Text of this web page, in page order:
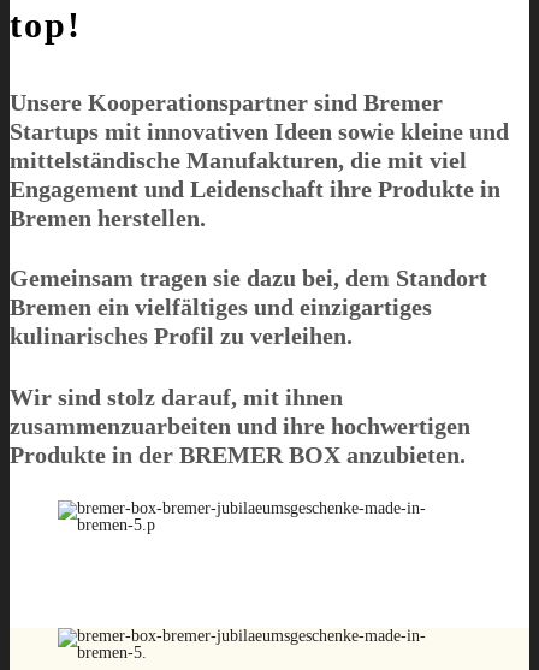
top!
Unsere Kooperationspartner sind Bremer
Startups mit innovativen Ideen sowie kleine und
mittelständische Manufakturen, die mit viel
Engagement und Leidenschaft ihre Produkte in
Bremen herstellen.
Gemeinsam tragen sie dazu bei, dem Standort
Bremen ein vielfältiges und einzigartiges
kulinarisches Profil zu verleihen.
Wir sind stolz darauf, mit ihnen
zusammenzuarbeiten und ihre hochwertigen
Produkte in der BREMER BOX anzubieten.